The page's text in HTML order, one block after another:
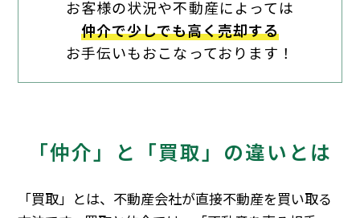
お客様の状況や不動産によっては
仲介で少しでも高く売却する
お手伝いもおこなっております！
「仲介」と「買取」の違いとは
「買取」とは、不動産会社が直接不動産を買い取る